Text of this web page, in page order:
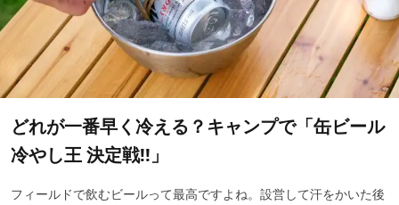
どれが一番早く冷える？キャンプで「缶ビール
冷やし王 決定戦!!」
フィールドで飲むビールって最高ですよね。設営して汗をかいた後